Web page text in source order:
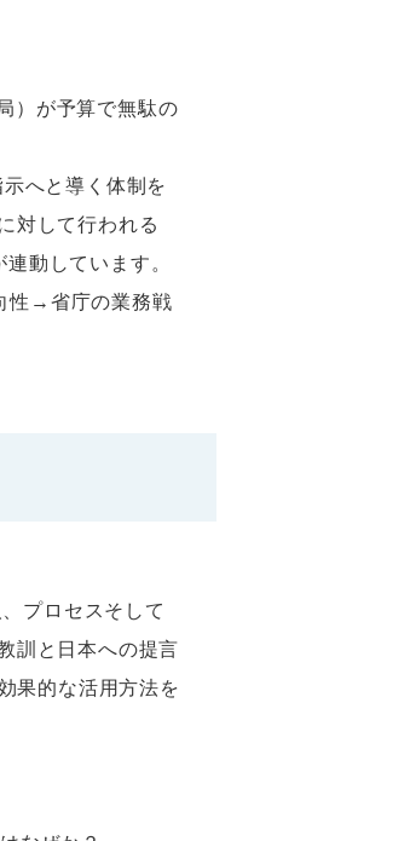
）が予算で無駄の
へと導く体制を
対して行われる
動しています。
性→省庁の業務戦
プロセスそして
訓と日本への提言
果的な活用方法を